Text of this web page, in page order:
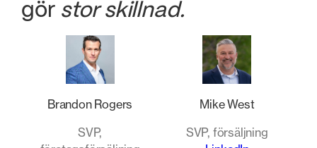
gör stor skillnad.
Brandon Rogers
SVP,
Mike West
SVP, försäljning